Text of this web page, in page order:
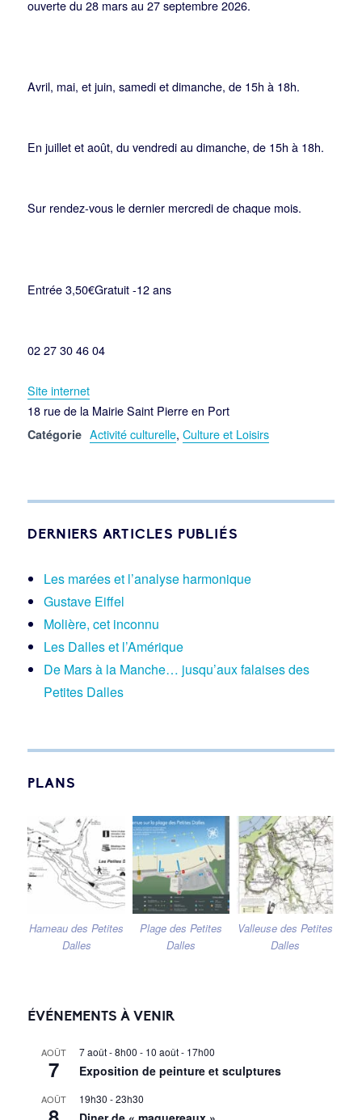
ouverte du 28 mars au 27 septembre 2026.
Avril, mai, et juin, samedi et dimanche, de 15h à 18h.
En juillet et août, du vendredi au dimanche, de 15h à 18h.
Sur rendez-vous le dernier mercredi de chaque mois.
Entrée 3,50€Gratuit -12 ans
02 27 30 46 04
Site internet
18 rue de la Mairie Saint Pierre en Port
Catégorie Activité culturelle,Culture et Loisirs
DERNIERS ARTICLES PUBLIÉS
Les marées et l’analyse harmonique
Gustave Eiffel
Molière, cet inconnu
Les Dalles et l’Amérique
De Mars à la Manche… jusqu’aux falaises des
Petites Dalles
PLANS
Hameau des Petites
Dalles
Plage des Petites
Dalles
Valleuse des Petites
Dalles
ÉVÉNEMENTS À VENIR
AOÛT
7
7 août - 8h00 - 10 août - 17h00
Exposition de peinture et sculptures
AOÛT 19h30 -23h30